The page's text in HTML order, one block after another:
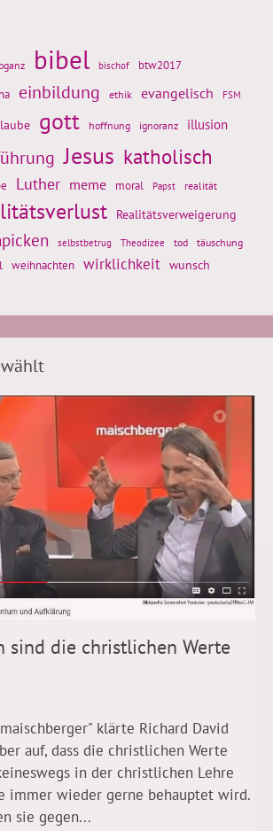
bibel bischof btw2017
einbildung ethik evangelisch FSM
gott hoffnung ignoranz illusion
Jesus katholisch
Luther meme moral Papst realität
Realitätsverweigerung
selbstbetrug Theodizee tod täuschung
weihnachten wirklichkeit wunsch
sind die christlichen Werte
klärte Richard David
auf, dass die christlichen Werte
in der christlichen Lehre
immer wieder gerne behauptet wird.
sie gegen...